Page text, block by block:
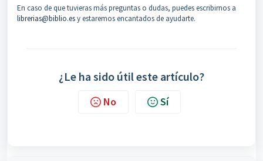
En caso de que tuvieras más preguntas o dudas, puedes escribirnos a
librerias@biblio.esy estaremos encantados de ayudarte.
¿Le ha sido útil este artículo?
No Sí